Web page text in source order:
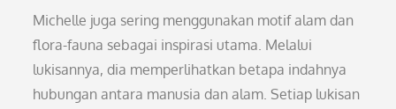
Michelle juga sering menggunakan motif alam dan
flora-fauna sebagai inspirasi utama. Melalui
lukisannya, dia memperlihatkan betapa indahnya
hubungan antara manusia dan alam. Setiap lukisan